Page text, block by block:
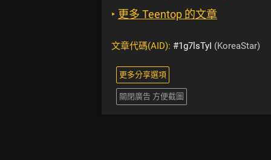
‣ 更多 Teentop 的文章
文章代碼(AID): #1g7lsTyI (KoreaStar)
更多分享選項
關閉廣告 方便截圖